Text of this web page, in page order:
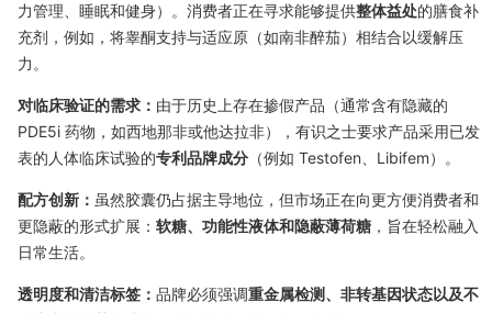
力管理、睡眠和健身）。消费者正在寻求能够提供整体益处的膳食补
充剂，例如，将睾酮支持与适应原（如南非醉茄）相结合以缓解压
力。
对临床验证的需求： 由于历史上存在掺假产品（通常含有隐藏的
PDE5i 药物，如西地那非或他达拉非），有识之士要求产品采用已发
表的人体临床试验的专利品牌成分 （例如 Testofen、Libifem）。
配方创新： 虽然胶囊仍占据主导地位，但市场正在向更方便消费者和
更隐蔽的形式扩展： 软糖、功能性液体和隐蔽薄荷糖 ，旨在轻松融入
日常生活。
透明度和清洁标签： 品牌必须强调重金属检测、非转基因状态以及不